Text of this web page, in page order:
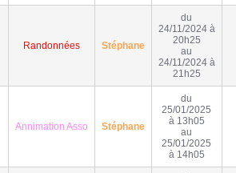
Randonnées Stéphane
du
24/11/2024 à
20h25
au
24/11/2024 à
21h25
Annimation Asso Stéphane
du
25/01/2025
à 13h05
au
25/01/2025
à 14h05